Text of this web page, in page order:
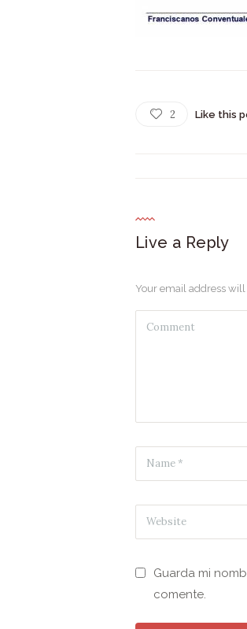
2 Like this
Live a Reply
Your email address
Guarda mi
comente.